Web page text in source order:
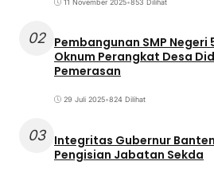
11 November 2025•853 Dilihat
02 Pembangunan SMP Negeri
Oknum Perangkat Desa
Pemerasan
29 Juli 2025•824 Dilihat
03 Integritas Gubernur
Pengisian Jabatan Sekda